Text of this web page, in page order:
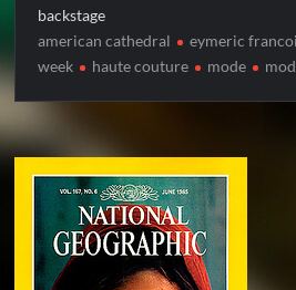
backstage
american cathedral
eymeric
week
haute couture mode